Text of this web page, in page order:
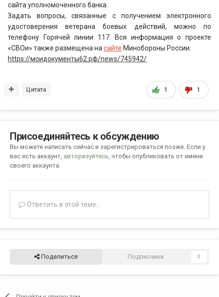
сайта уполномоченного банка.
Задать вопросы, связанные с получением электронного
удостоверения ветерана боевых действий, можно по
телефону Горячей линии 117. Вся информация о проекте
«СВОи» также размещена на сайте Минобороны России.
https://моидокументы62.рф/news/745942/
1 1
Цитата
Присоединяйтесь к обсуждению
Вы можете написать сейчас и зарегистрироваться позже. Если у
вас есть аккаунт, авторизуйтесь , чтобы опубликовать от имени
своего аккаунта.
Ответить в этой теме...
Поделиться Подписчики 0